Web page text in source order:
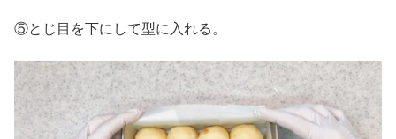
⑤とじ目を下にして型に入れる。